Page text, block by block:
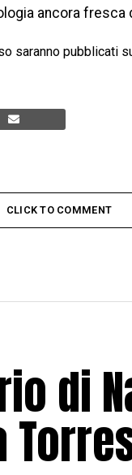
ancora fresca
saranno pubblicati
CLICK TO COMMENT
di